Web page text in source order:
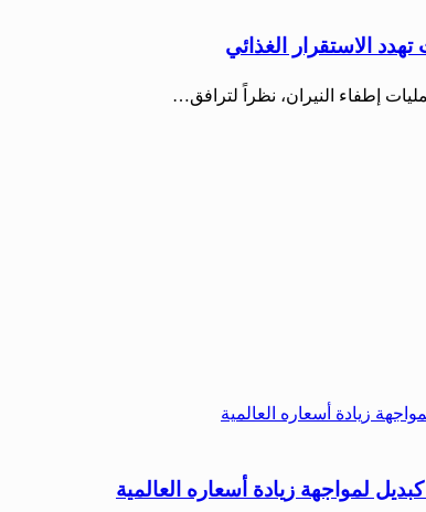
الاستقرار الغذائي
إطفاء النيران، نظراً لترافق…
لمواجهة زيادة أسعاره العالمية